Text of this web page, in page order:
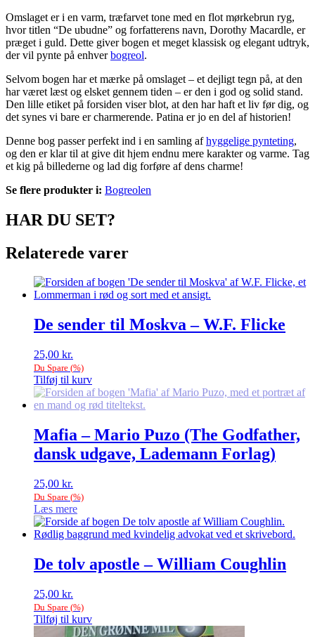
Omslaget er i en varm, træfarvet tone med en flot mørkebrun ryg,
hvor titlen “De ubudne” og forfatterens navn, Dorothy Macardle, er
præget i guld. Dette giver bogen et meget klassisk og elegant udtryk,
der vil pynte på enhverbogreol.
Selvom bogen har et mærke på omslaget – et dejligt tegn på, at den
har været læst og elsket gennem tiden – er den i god og solid stand.
Den lille etiket på forsiden viser blot, at den har haft et liv før dig, og
det synes vi bare er charmerende. Patina er jo en del af historien!
Denne bog passer perfekt ind i en samling afhyggelige pynteting,
og den er klar til at give dit hjem endnu mere karakter og varme. Tag
et kig på billederne og lad dig forføre af dens charme!
Se flere produkter i: Bogreolen
HAR DU SET?
Relaterede varer
De sender til Moskva – W.F. Flicke
25,00 kr.
Du Spare (%)
Tilføj til kurv
Mafia – Mario Puzo (The Godfather,
dansk udgave, Lademann Forlag)
25,00 kr.
Du Spare (%)
Læs mere
De tolv apostle – William Coughlin
25,00 kr.
Du Spare (%)
Tilføj til kurv